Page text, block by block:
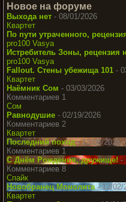
Новое на форуме
Выхода нет - 08/01/2026
Квартет
По пути утраченного,
pro100 Vasya
Истребитель Зоны, рецензия
pro100 Vasya
Fallout. Стены убежища 101 -
Квартет
Наёмник Сом - 03/03/2026
Комментариев 1
Сом
Равнодушие - 02/19/2026
Комментариев 2
Квартет
Последний поход- 12/08/2025
Комментариев 1
С Днём Рождения, дружище! -
Комментариев 8
Спайк
Новобранец Монолита - 12/02/
Квартет